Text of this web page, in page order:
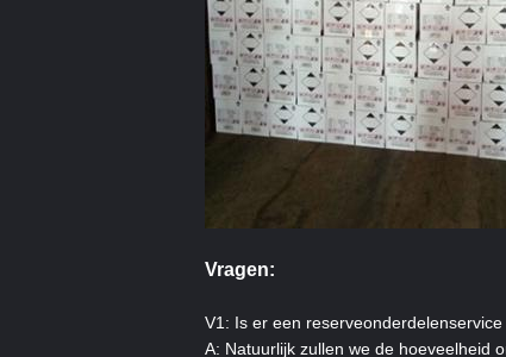
Vragen:
V1: Is er een
A: Natuurlijk zullen we de hoeveelheid